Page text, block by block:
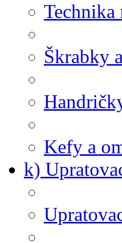
Technika
Škrabky
Kefy a
k)